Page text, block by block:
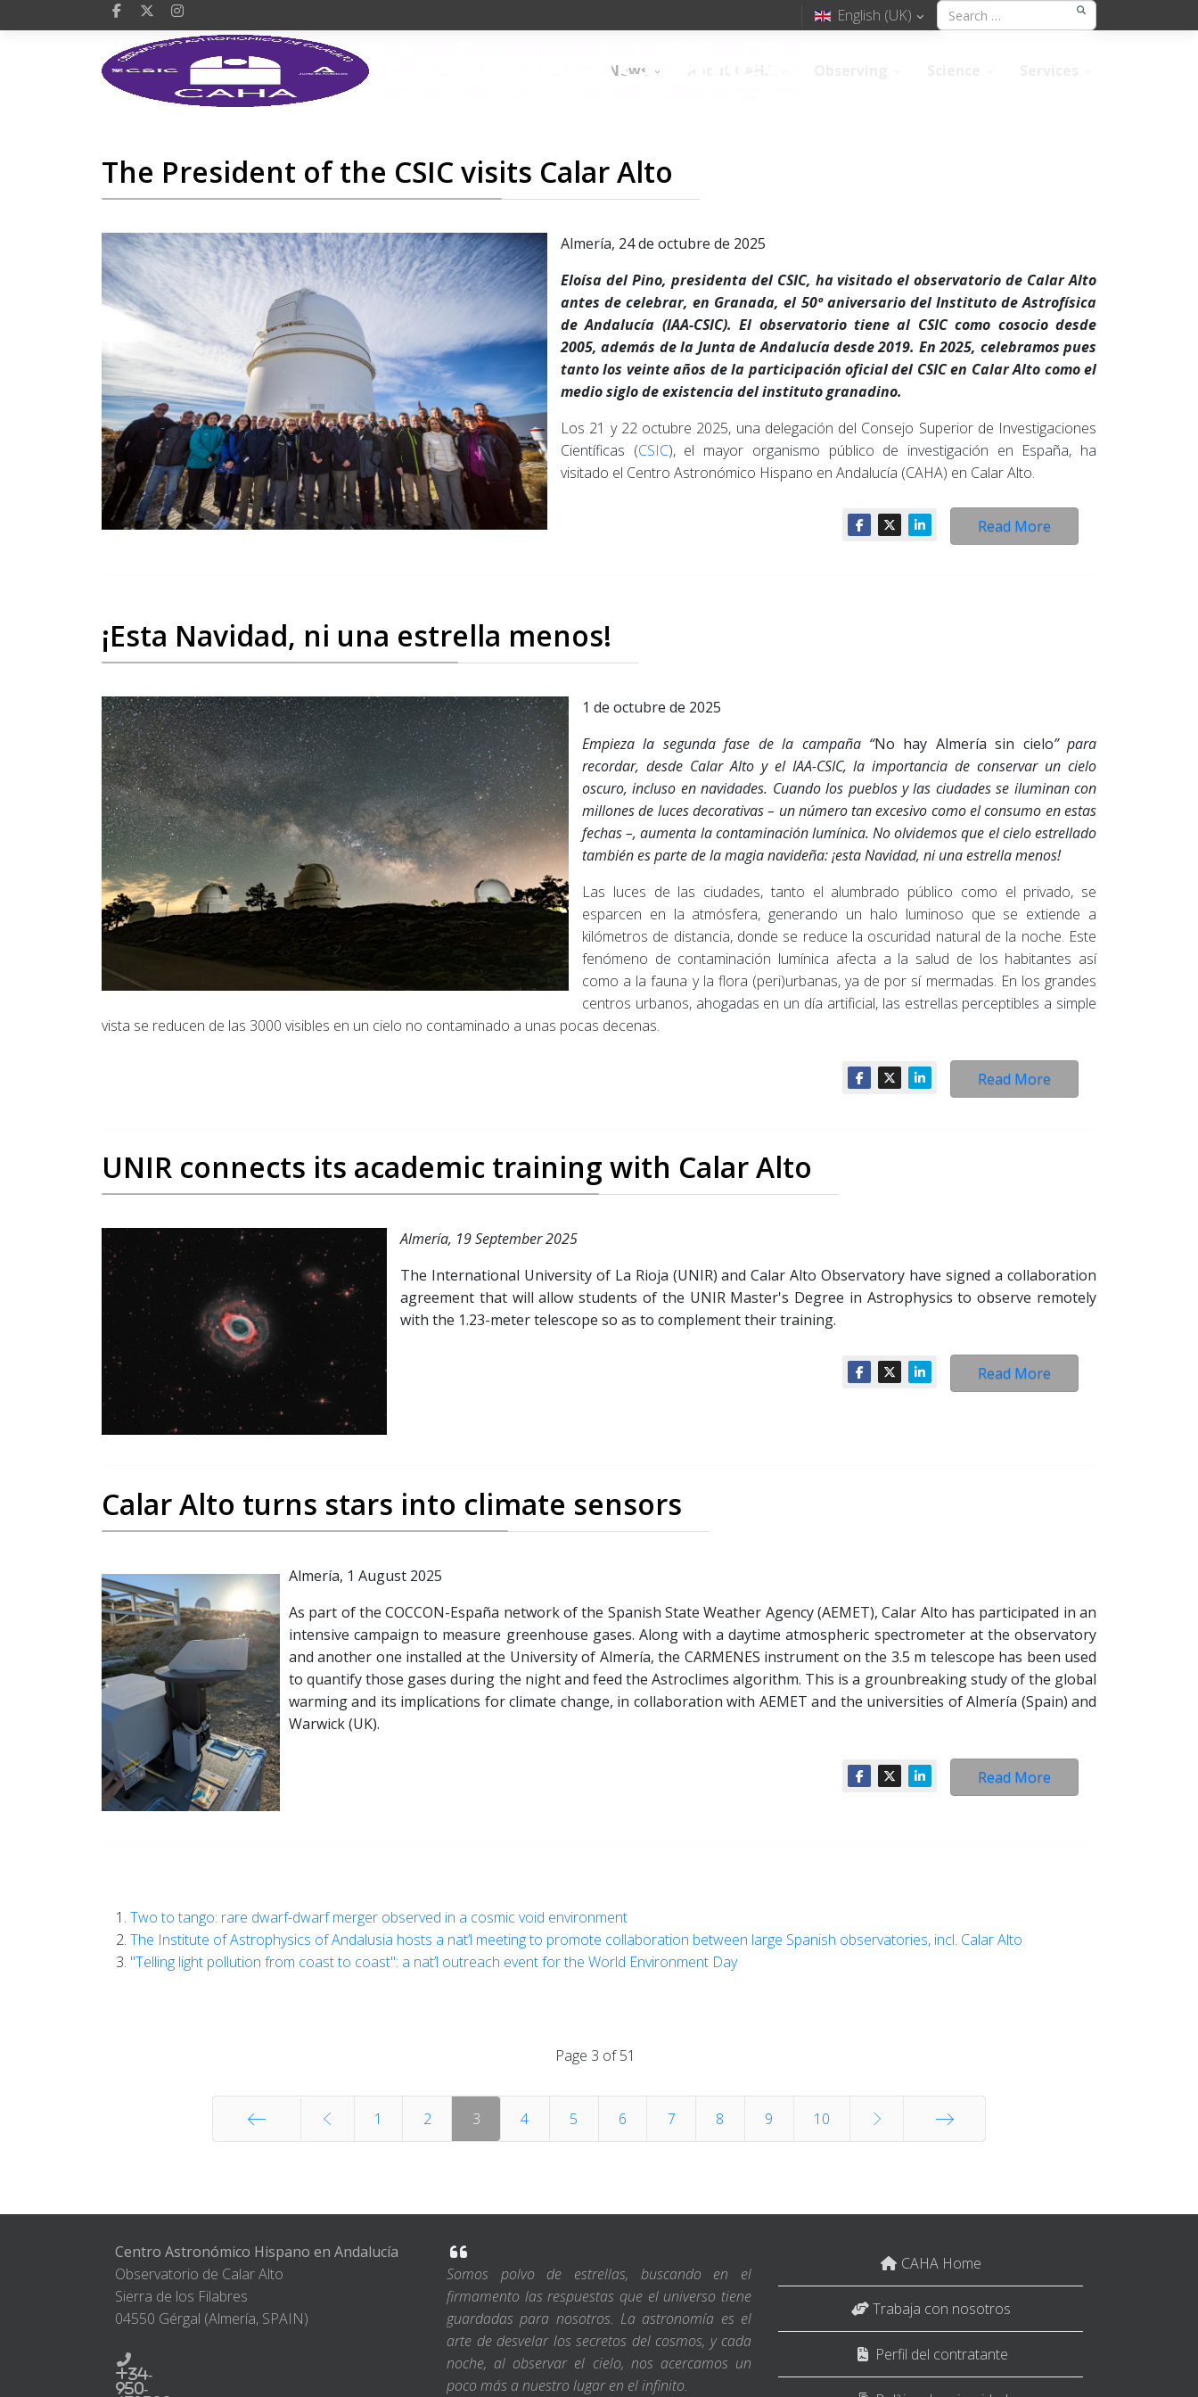
English (UK)
News
The President of the CSIC visits Calar Alto
Almería, 24 de octubre de 2025
Eloísa del Pino, presidenta del CSIC, ha visitado el observatorio de Calar Alto
antes de celebrar, en Granada, el 50º aniversario del Instituto de Astrofísica
de Andalucía (IAA-CSIC). El observatorio tiene al CSIC como cosocio desde
2005, además de la Junta de Andalucía desde 2019. En 2025, celebramos pues
tanto los veinte años de la participación oficial del CSIC en Calar Alto como el
medio siglo de existencia del instituto granadino.
Los 21 y 22 octubre 2025, una delegación del Consejo Superior de Investigaciones
Científicas (CSIC), el mayor organismo público de investigación en España, ha
visitado el Centro Astronómico Hispano en Andalucía (CAHA) en Calar Alto.
Read More
¡Esta Navidad, ni una estrella menos!
1 de octubre de 2025
Empieza la segunda fase de la campaña “No hay Almería sin cielo” para
recordar, desde Calar Alto y el IAA-CSIC, la importancia de conservar un cielo
oscuro, incluso en navidades. Cuando los pueblos y las ciudades se iluminan con
millones de luces decorativas – un número tan excesivo como el consumo en estas
fechas –, aumenta la contaminación lumínica. No olvidemos que el cielo estrellado
también es parte de la magia navideña: ¡esta Navidad, ni una estrella menos!
Las luces de las ciudades, tanto el alumbrado público como el privado, se
esparcen en la atmósfera, generando un halo luminoso que se extiende a
kilómetros de distancia, donde se reduce la oscuridad natural de la noche. Este
fenómeno de contaminación lumínica afecta a la salud de los habitantes así
como a la fauna y la flora (peri)urbanas, ya de por sí mermadas. En los grandes
centros urbanos, ahogadas en un día artificial, las estrellas perceptibles a simple
vista se reducen de las 3000 visibles en un cielo no contaminado a unas pocas decenas.
Read More
UNIR connects its academic training with Calar Alto
Almería, 19 September 2025
The International University of La Rioja (UNIR) and Calar Alto Observatory have signed a collaboration
agreement that will allow students of the UNIR Master's Degree in Astrophysics to observe remotely
with the 1.23-meter telescope so as to complement their training.
Read More
Calar Alto turns stars into climate sensors
Almería, 1 August 2025
As part of the COCCON-España network of the Spanish State Weather Agency (AEMET), Calar Alto has participated in an
intensive campaign to measure greenhouse gases. Along with a daytime atmospheric spectrometer at the observatory
and another one installed at the University of Almería, the CARMENES instrument on the 3.5 m telescope has been used
to quantify those gases during the night and feed the Astroclimes algorithm. This is a grounbreaking study of the global
warming and its implications for climate change, in collaboration with AEMET and the universities of Almería (Spain) and
Warwick (UK).
Read More
Two to tango: rare dwarf-dwarf merger observed in a cosmic void environment
The Institute of Astrophysics of Andalusia hosts a nat’l meeting to promote collaboration between large Spanish observatories, incl. Calar Alto
"Telling light pollution from coast to coast": a nat’l outreach event for the World Environment Day
Page 3 of 51
1 2 3 4 5 6 7 8 9 10
Centro Astronómico Hispano en Andalucía
Observatorio de Calar Alto
Sierra de los Filabres
04550 Gérgal (Almería, SPAIN)
+34-
950-
Somos polvo de estrellas, buscando en el
firmamento las respuestas que el universo tiene
guardadas para nosotros. La astronomía es el
arte de desvelar los secretos del cosmos, y cada
noche, al observar el cielo, nos acercamos un
poco más a nuestro lugar en el infinito.
CAHA Home
Trabaja con nosotros
Perfil del contratante